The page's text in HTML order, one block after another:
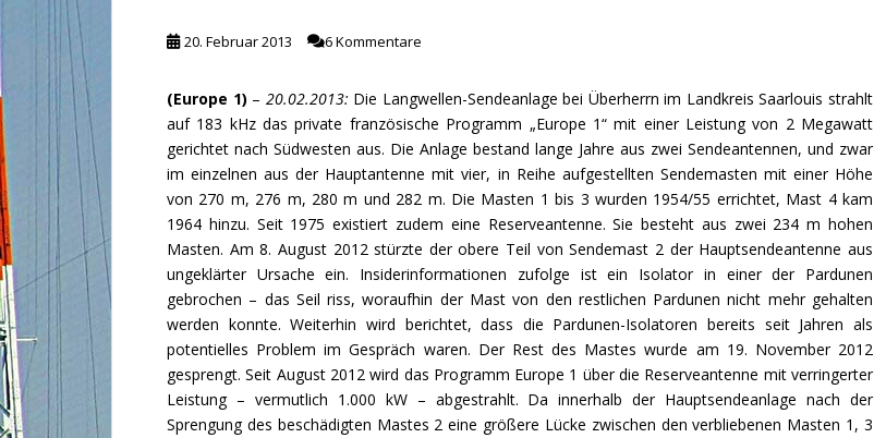
t
20. Februar 2013 6 Kommentare
(Europe 1) – 20.02.2013: Die Langwellen-Sendeanlage bei Überherrn im Landkreis Saarlouis strahlt
auf 183 kHz das private französische Programm „Europe 1“ mit einer Leistung von 2 Megawatt
gerichtet nach Südwesten aus. Die Anlage bestand lange Jahre aus zwei Sendeantennen, und zwar
im einzelnen aus der Hauptantenne mit vier, in Reihe aufgestellten Sendemasten mit einer Höhe
von 270 m, 276 m, 280 m und 282 m. Die Masten 1 bis 3 wurden 1954/55 errichtet, Mast 4 kam
1964 hinzu. Seit 1975 existiert zudem eine Reserveantenne. Sie besteht aus zwei 234 m hohen
Masten. Am 8. August 2012 stürzte der obere Teil von Sendemast 2 der Hauptsendeantenne aus
ungeklärter Ursache ein. Insiderinformationen zufolge ist ein Isolator in einer der Pardunen
gebrochen – das Seil riss, woraufhin der Mast von den restlichen Pardunen nicht mehr gehalten
werden konnte. Weiterhin wird berichtet, dass die Pardunen-Isolatoren bereits seit Jahren als
potentielles Problem im Gespräch waren. Der Rest des Mastes wurde am 19. November 2012
gesprengt. Seit August 2012 wird das Programm Europe 1 über die Reserveantenne mit verringerter
Leistung – vermutlich 1.000 kW – abgestrahlt. Da innerhalb der Hauptsendeanlage nach der
Sprengung des beschädigten Mastes 2 eine größere Lücke zwischen den verbliebenen Masten 1, 3